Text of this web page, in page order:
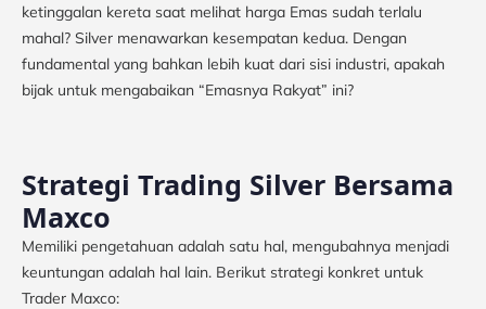
ketinggalan kereta saat melihat harga Emas sudah terlalu
mahal? Silver menawarkan kesempatan kedua. Dengan
fundamental yang bahkan lebih kuat dari sisi industri, apakah
bijak untuk mengabaikan “Emasnya Rakyat” ini?
Strategi Trading Silver Bersama
Maxco
Memiliki pengetahuan adalah satu hal, mengubahnya menjadi
keuntungan adalah hal lain. Berikut strategi konkret untuk
Trader Maxco: